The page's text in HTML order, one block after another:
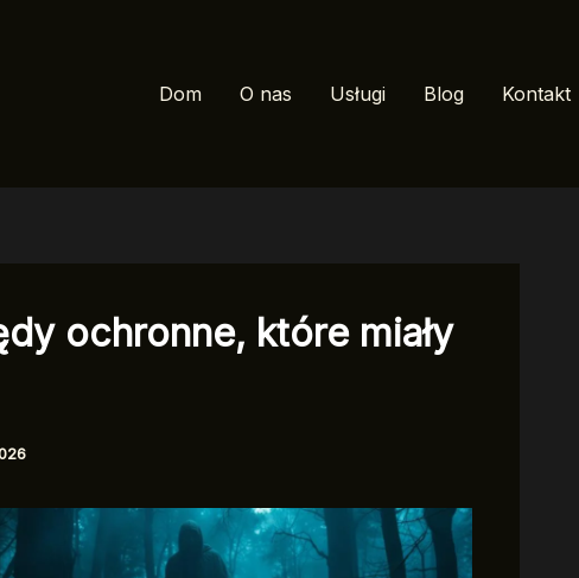
Dom O nas Usługi Blog Kontakt
ochronne, które miały